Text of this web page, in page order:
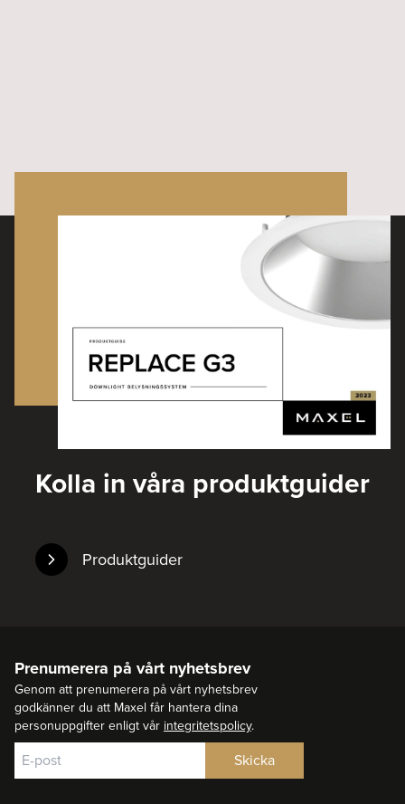
Kolla in våra produktguider
Produktguider
Prenumerera på vårt nyhetsbrev
Genom att prenumerera på vårt nyhetsbrev
godkänner du att Maxel får hantera dina
personuppgifter enligt vår integritetspolicy.